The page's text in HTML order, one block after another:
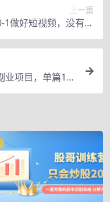
上一篇
做好短视频，没有太
多花里胡哨，只讲干货
业项目，单篇10
大解析